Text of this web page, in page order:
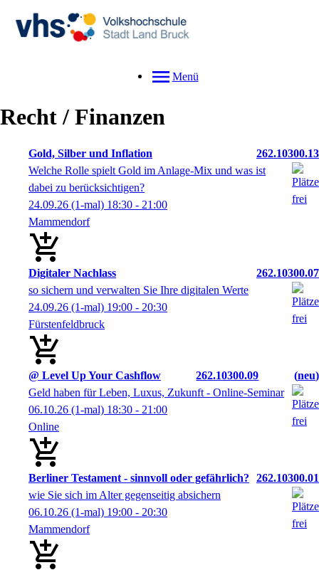
Menü
Recht / Finanzen
Gold, Silber und Inflation
262.10300.13
Welche Rolle spielt Gold im Anlage-Mix und was ist
dabei zu berücksichtigen?
24.09.26 (1-mal) 18:30 - 21:00
Mammendorf
Digitaler Nachlass
262.10300.07
so sichern und verwalten Sie Ihre digitalen Werte
24.09.26 (1-mal) 19:00 - 20:30
Fürstenfeldbruck
@ Level Up Your Cashflow 262.10300.09
neu
Geld haben für Leben, Luxus, Zukunft - Online-Seminar
06.10.26 (1-mal) 18:30 - 21:00
Online
Berliner Testament - sinnvoll oder gefährlich?
262.10300.01
wie Sie sich im Alter gegenseitig absichern
06.10.26 (1-mal) 19:00 - 20:30
Mammendorf